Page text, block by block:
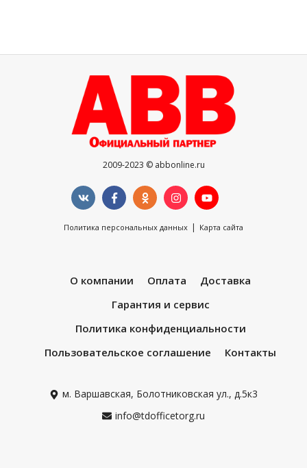
2009-2023 © abbonline.ru
Политика персональных данных | Карта сайта
О компании Оплата
Доставка
Гарантия и сервис
Политика конфиденциальности
Пользовательское соглашение
Контакты
м. Варшавская, Болотниковская ул., д.5к3
info@tdofficetorg.ru